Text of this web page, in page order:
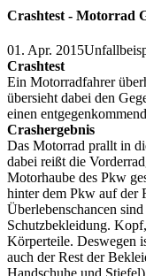
Crashtest - Motorrad
01. Apr. 2015
Crashtest
Ein Motorradfahrer
übersieht dabei den
einen
Crashergebnis
Das Motorrad prallt in
dabei reißt die
Motorhaube des Pkw
hinter dem Pkw auf der
Überlebenschancen
Schutzbekleidung.
Körperteile. Deswegen
auch der Rest der